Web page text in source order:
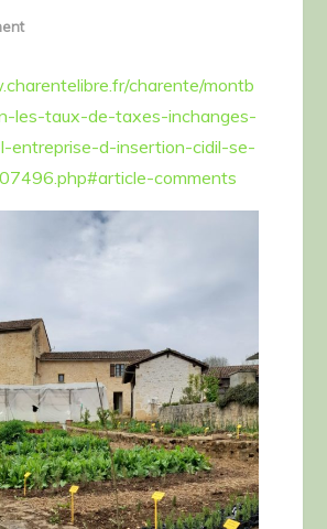
on
les
taux
de
taxes
inchangés,
d’insertion
Cidil
se
précise
–
Charente
Libre.fr
charente/montb
les-taux-de-taxes-inchanges-
entreprise-d-insertion-cidil-se-
comments